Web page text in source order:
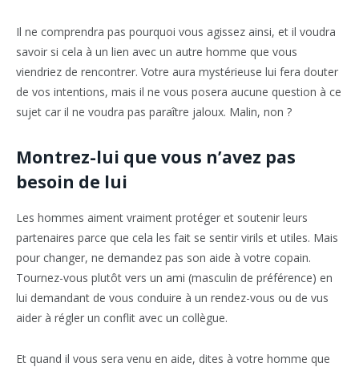
Il ne comprendra pas pourquoi vous agissez ainsi, et il voudra
savoir si cela à un lien avec un autre homme que vous
viendriez de rencontrer. Votre aura mystérieuse lui fera douter
de vos intentions, mais il ne vous posera aucune question à ce
sujet car il ne voudra pas paraître jaloux. Malin, non ?
Montrez-lui que vous n’avez pas
besoin de lui
Les hommes aiment vraiment protéger et soutenir leurs
partenaires parce que cela les fait se sentir virils et utiles. Mais
pour changer, ne demandez pas son aide à votre copain.
Tournez-vous plutôt vers un ami (masculin de préférence) en
lui demandant de vous conduire à un rendez-vous ou de vus
aider à régler un conflit avec un collègue.
Et quand il vous sera venu en aide, dites à votre homme que